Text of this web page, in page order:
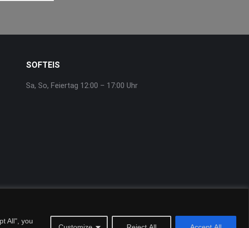
All", you
SOFTEIS
Sa, So, Feiertag 12:00 – 17:00 Uhr
Impressum Datenschutzerklärung Kontakt